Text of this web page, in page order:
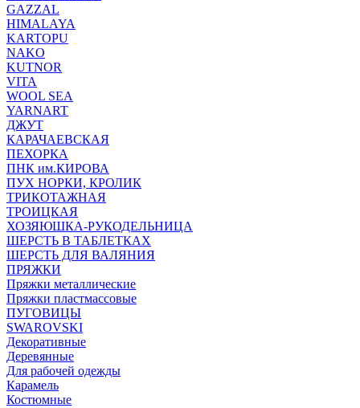
GAZZAL
HIMALAYA
KARTOPU
NAKO
KUTNOR
VITA
WOOL SEA
YARNART
ДЖУТ
КАРАЧАЕВСКАЯ
ПЕХОРКА
ПНК им.КИРОВА
ПУХ НОРКИ, КРОЛИК
ТРИКОТАЖНАЯ
ТРОИЦКАЯ
ХОЗЯЮШКА-РУКОДЕЛЬНИЦА
ШЕРСТЬ В ТАБЛЕТКАХ
ШЕРСТЬ ДЛЯ ВАЛЯНИЯ
ПРЯЖКИ
Пряжки металлические
Пряжки пластмассовые
ПУГОВИЦЫ
SWAROVSKI
Декоративные
Деревянные
Для рабочей одежды
Карамель
Костюмные